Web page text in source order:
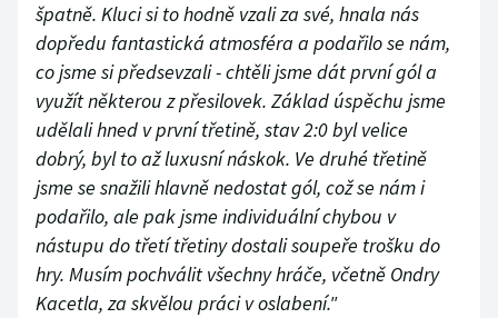
špatně. Kluci si to hodně vzali za své, hnala nás
dopředu fantastická atmosféra a podařilo se nám,
co jsme si předsevzali - chtěli jsme dát první gól a
využít některou z přesilovek. Základ úspěchu jsme
udělali hned v první třetině, stav 2:0 byl velice
dobrý, byl to až luxusní náskok. Ve druhé třetině
jsme se snažili hlavně nedostat gól, což se nám i
podařilo, ale pak jsme individuální chybou v
nástupu do třetí třetiny dostali soupeře trošku do
hry. Musím pochválit všechny hráče, včetně Ondry
Kacetla, za skvělou práci v oslabení."